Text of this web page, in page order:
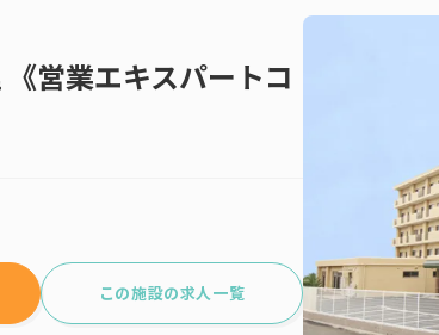
営業エキスパートコ
この施設の求人一覧